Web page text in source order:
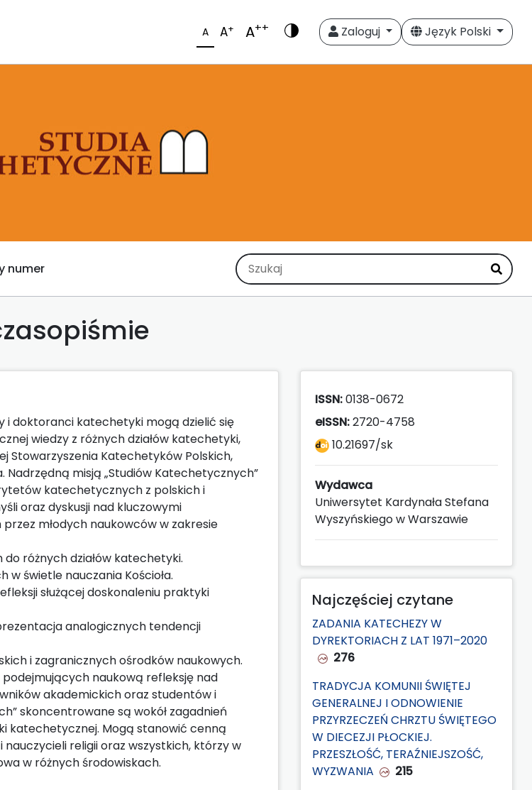
A A+ A++ Zaloguj Język Polski
numer
i doktoranci katechetyki mogą dzielić się
wiedzy z różnych działów katechetyki,
Stowarzyszenia Katechetyków Polskich,
misją „Studiów Katechetycznych”
katechetycznych z polskich i
oraz dyskusji nad kluczowymi
młodych naukowców w zakresie
różnych działów katechetyki.
świetle nauczania Kościoła.
służącej doskonaleniu praktyki
analogicznych tendencji
i zagranicznych ośrodków naukowych.
naukową refleksję nad
akademickich oraz studentów i
skoncentrowane są wokół zagadnień
katechetycznej. Mogą stanowić cenną
religii oraz wszystkich, którzy w
w różnych środowiskach.
ISSN:0138-0672
eISSN:2720-4758
10.21697/sk
Wydawca
Uniwersytet Kardynała Stefana
Wyszyńskiego w Warszawie
Najczęściej czytane
ZADANIA KATECHEZY W
DYREKTORIACH Z LAT 1971–2020
276
TRADYCJA KOMUNII ŚWIĘTEJ
GENERALNEJ I ODNOWIENIE
PRZYRZECZEŃ CHRZTU ŚWIĘTEGO
W DIECEZJI PŁOCKIEJ.
PRZESZŁOŚĆ, TERAŹNIEJSZOŚĆ,
WYZWANIA
215